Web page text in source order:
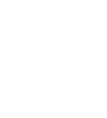
(0)
を行う
のもの